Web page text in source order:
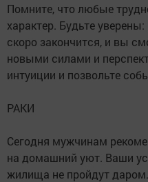
Помните, что любые
характер. Будьте
скоро закончится, и вы
новыми силами и
интуиции и позвольте
РАКИ
Сегодня мужчинам
на домашний уют. Ваши
жилища не пройдут